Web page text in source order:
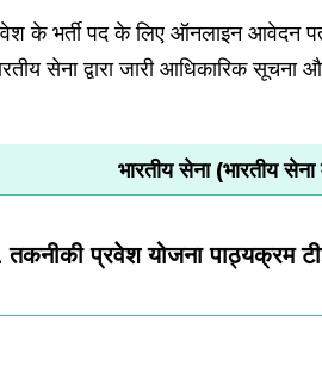
के भर्ती पद के लिए ऑनलाइन आवेदन
सेना द्वारा जारी आधिकारिक सूचना
भारतीय सेना (भारतीय सेना
प्रवेश योजना पाठ्यक्रम